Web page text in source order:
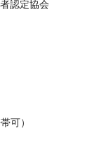
認定協会
可）